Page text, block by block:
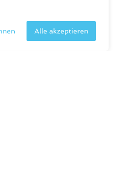
Alle akzeptieren